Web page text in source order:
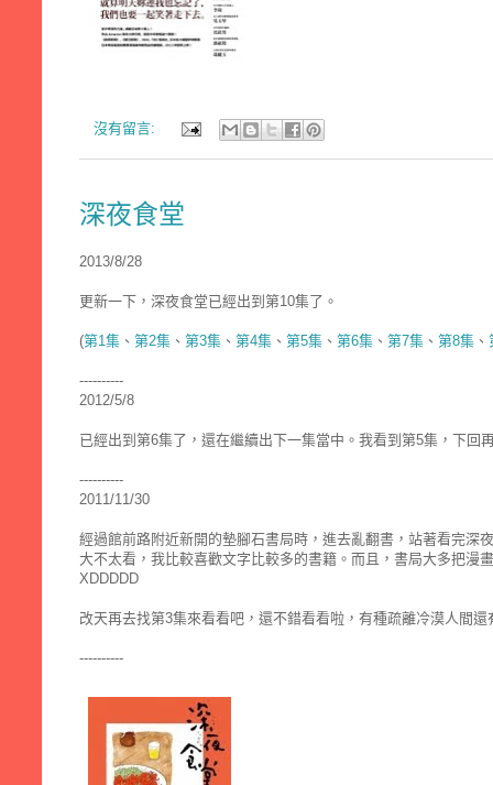
沒有留言:
深夜食堂
2013/8/28
更新一下，深夜食堂已經出到第10集了。
(第1集 、 第2集 、 第3集 、 第4集 、 第5集 、 第6集 、 第7集 、 第8集 、
----------
2012/5/8
已經出到第6集了，還在繼續出下一集當中。我看到第5集，下回
----------
2011/11/30
經過館前路附近新開的墊腳石書局時，進去亂翻書，站著看完深
大不太看，我比較喜歡文字比較多的書籍。而且，書局大多把漫
XDDDDD
改天再去找第3集來看看吧，還不錯看看啦，有種疏離冷漠人間
----------